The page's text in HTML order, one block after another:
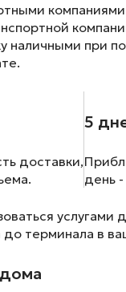
наличными при
доставки,
5
день
до терминала в